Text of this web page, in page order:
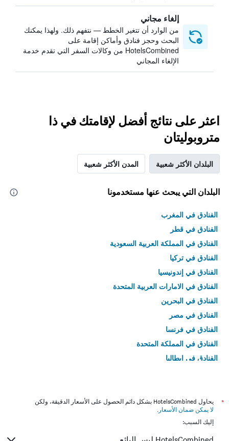
إلغاء مجاني
من الوارد أن تتغير الخطط — نتفهم ذلك. ولهذا يمكنك
البحث وحجز فنادق وأماكن إقامة على
HotelsCombined من وكالات السفر التي تقدم خدمة
الإلغاء المجاني
اعثر على نتائج أفضل لإقامتك في ذا
متروبوليتان
البلدان الأكثر شعبية المدن الأكثر شعبية
البلدان التي يبحث عنها مستخدمونا
الفنادق في المغرب
الفنادق في قطر
الفنادق في المملكة العربية السعودية
الفنادق في تركيا
الفنادق في إندونيسيا
الفنادق في الامارات العربية المتحدة
الفنادق في البحرين
الفنادق في مصر
الفنادق في فرنسا
الفنادق في المملكة المتحدة
الفنادق في إيطاليا
*
يحاول HotelsCombined بشكل دائم الحصول على الأسعار الدقيقة، ولكن
لا يمكن ضمان الأسعار .
إليك السبب: